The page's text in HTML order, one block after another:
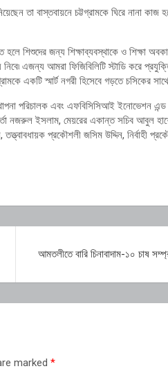
তা বাস্তবায়নে চট্টগ্রামকে ঘিরে নানা
শিশুদের জন্য শিক্ষাব্যবস্থাকে ও শিক্ষা
এজন্য আমরা ফিজিবিলিটি স্টাডি করে
একটি স্মার্ট নগরী হিসেবে গড়তে চসিকের
পরিচালক এবং এফবিসিসিআই ইনোভেশন এন্ড
নজরুল ইসলাম, মেয়রের একান্ত সচিব আবুল
তত্ত্বাবধায়ক প্রকৌশলী জসিম উদ্দিন, নির্বাহী
আমতলীতে বারি চিনাবাদাম-১০ চাষ
marked *